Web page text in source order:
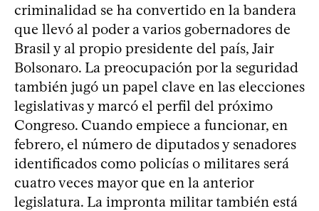
criminalidad se ha convertido en la bandera
que llevó al poder a varios gobernadores de
Brasil y al propio presidente del país, Jair
Bolsonaro. La preocupación por la seguridad
también jugó un papel clave en las elecciones
legislativas y marcó el perfil del próximo
Congreso. Cuando empiece a funcionar, en
febrero, el número de diputados y senadores
identificados como policías o militares será
cuatro veces mayor que en la anterior
legislatura. La impronta militar también está